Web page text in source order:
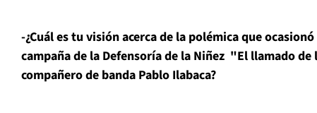
-¿Cuál es tu visión acerca de la polémica que
campaña de la Defensoría de la Niñez "El llamado
compañero de banda Pablo Ilabaca?